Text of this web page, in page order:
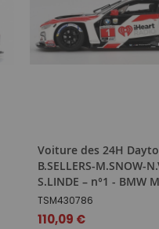
Voiture des 24H
B.SELLERS-M.SNOW-
S.LINDE – n°1 - BMW
TSM430786
110,09 €